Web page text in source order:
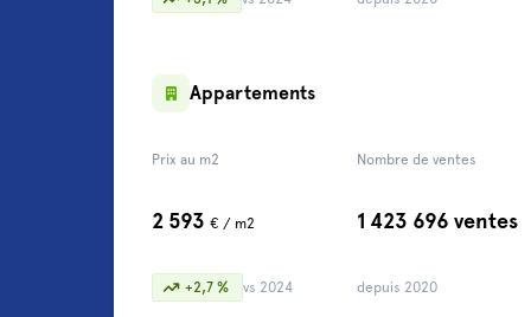
Appartements
Prix au m2 Nombre de ventes
2 593 € / m2 1 423 696 ventes
+2,7 % vs 2024 depuis 2020